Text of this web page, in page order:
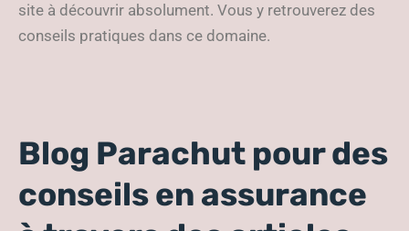
site à découvrir absolument. Vous y retrouverez des
conseils pratiques dans ce domaine.
Blog Parachut pour des
conseils en assurance